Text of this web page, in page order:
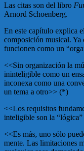
Las citas son del libro
Arnord Schoenberg.
En este capítulo explica
composición musical. Ya
funcionen como un
<<Sin organización la
ininteligible como un
inconexa como una
un tema a otro>> (*)
<<Los requisitos
inteligible son la
<<Es más, uno sólo
mente. Las limitaciones